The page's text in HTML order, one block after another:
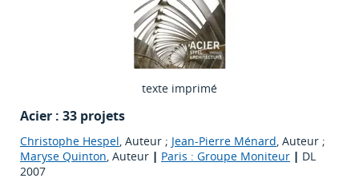
texte imprimé
Acier : 33 projets
Christophe Hespel, Auteur ; Jean-Pierre Ménard, Auteur ;
Maryse Quinton, Auteur | Paris : Groupe Moniteur | DL
2007